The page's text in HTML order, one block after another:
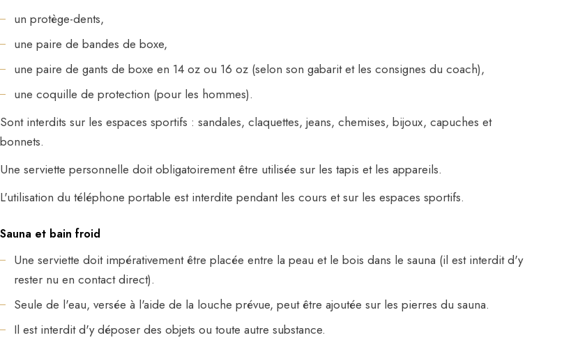
un protège-dents,
une paire de bandes de boxe,
une paire de gants de boxe en 14 oz ou 16 oz (selon son gabarit et les consignes du coach),
une coquille de protection (pour les hommes).
Sont interdits sur les espaces sportifs : sandales, claquettes, jeans, chemises, bijoux, capuches et
bonnets.
Une serviette personnelle doit obligatoirement être utilisée sur les tapis et les appareils.
L'utilisation du téléphone portable est interdite pendant les cours et sur les espaces sportifs.
Sauna et bain froid
Une serviette doit impérativement être placée entre la peau et le bois dans le sauna (il est interdit d'y
rester nu en contact direct).
Seule de l'eau, versée à l'aide de la louche prévue, peut être ajoutée sur les pierres du sauna.
Il est interdit d'y déposer des objets ou toute autre substance.